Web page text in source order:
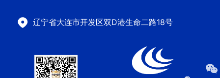
辽宁省大连市开发区双D港生命二路18号